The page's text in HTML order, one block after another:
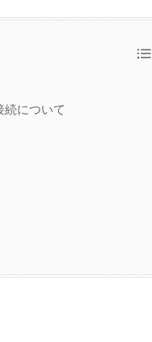
続について